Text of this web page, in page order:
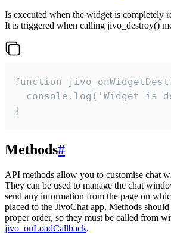
Is executed when the widget is completely
It is triggered when calling jivo_destroy()
function
console.log('Widget is
}
Methods#
API methods allow you to customise chat
They can be used to manage the chat
send any information from the page on
placed to the JivoChat app. Methods
proper order, so they must be called from
jivo_onLoadCallback.